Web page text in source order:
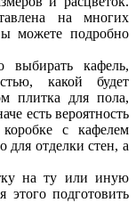
на многих
можете подробно
кафель,
какой будет
плитка для пола,
есть вероятность
с кафелем
для отделки стен, а
на ту или иную
этого подготовить